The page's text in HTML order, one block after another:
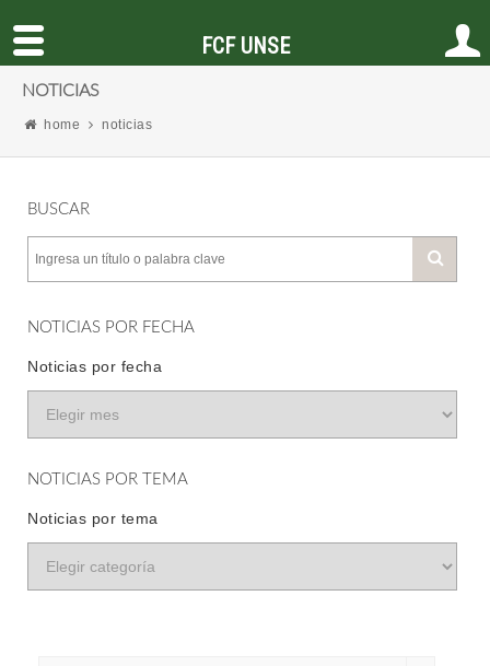
NOTICIAS
home noticias
BUSCAR
NOTICIAS POR FECHA
Noticias por fecha
NOTICIAS POR TEMA
Noticias por tema
FCF UNSE